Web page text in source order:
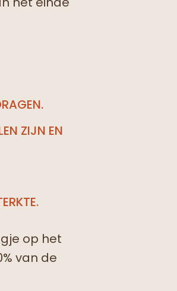
ZIJN EN
op het
van de